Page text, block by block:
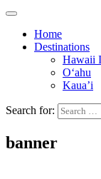
Home
Destinations
Hawaii
O‘ahu
Kaua’i
Search for:
banner